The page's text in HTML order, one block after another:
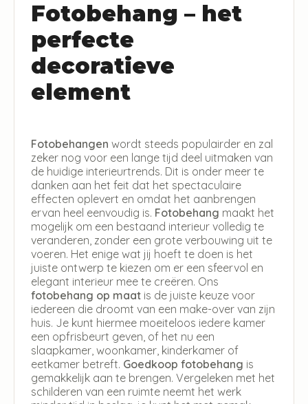
Fotobehang – het
perfecte
decoratieve
element
Fotobehangen wordt steeds populairder en zal
zeker nog voor een lange tijd deel uitmaken van
de huidige interieurtrends. Dit is onder meer te
danken aan het feit dat het spectaculaire
effecten oplevert en omdat het aanbrengen
ervan heel eenvoudig is. Fotobehang maakt het
mogelijk om een bestaand interieur volledig te
veranderen, zonder een grote verbouwing uit te
voeren. Het enige wat jij hoeft te doen is het
juiste ontwerp te kiezen om er een sfeervol en
elegant interieur mee te creëren. Ons
fotobehang op maat is de juiste keuze voor
iedereen die droomt van een make-over van zijn
huis. Je kunt hiermee moeiteloos iedere kamer
een opfrisbeurt geven, of het nu een
slaapkamer, woonkamer, kinderkamer of
eetkamer betreft. Goedkoop fotobehang is
gemakkelijk aan te brengen. Vergeleken met het
schilderen van een ruimte neemt het werk